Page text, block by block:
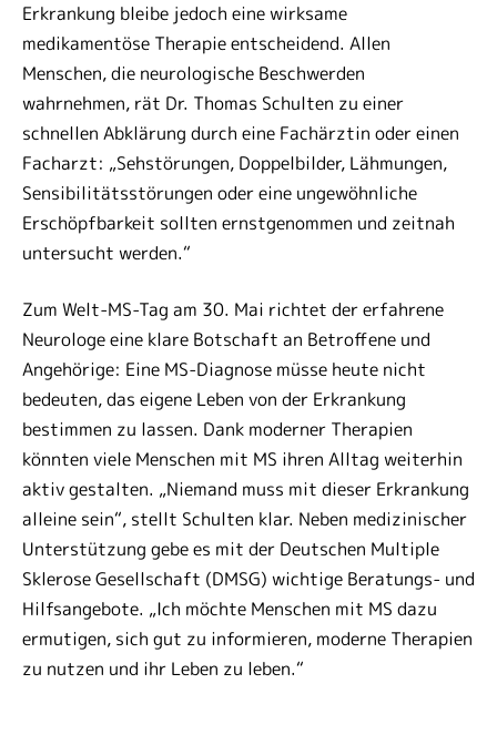
Erkrankung bleibe jedoch eine wirksame
medikamentöse Therapie entscheidend. Allen
Menschen, die neurologische Beschwerden
wahrnehmen, rät Dr. Thomas Schulten zu einer
schnellen Abklärung durch eine Fachärztin oder einen
Facharzt: „Sehstörungen, Doppelbilder, Lähmungen,
Sensibilitätsstörungen oder eine ungewöhnliche
Erschöpfbarkeit sollten ernstgenommen und zeitnah
untersucht werden.“
Zum Welt-MS-Tag am 30. Mai richtet der erfahrene
Neurologe eine klare Botschaft an Betroffene und
Angehörige: Eine MS-Diagnose müsse heute nicht
bedeuten, das eigene Leben von der Erkrankung
bestimmen zu lassen. Dank moderner Therapien
könnten viele Menschen mit MS ihren Alltag weiterhin
aktiv gestalten. „Niemand muss mit dieser Erkrankung
alleine sein“, stellt Schulten klar. Neben medizinischer
Unterstützung gebe es mit der Deutschen Multiple
Sklerose Gesellschaft (DMSG) wichtige Beratungs- und
Hilfsangebote. „Ich möchte Menschen mit MS dazu
ermutigen, sich gut zu informieren, moderne Therapien
zu nutzen und ihr Leben zu leben.“